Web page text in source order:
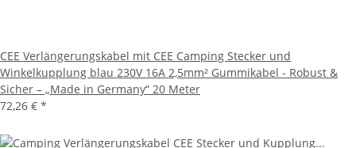
CEE Verlängerungskabel mit CEE Camping Stecker und
Winkelkupplung blau 230V 16A 2,5mm² Gummikabel - Robust &
Sicher – „Made in Germany“ 20 Meter
72,26 € *